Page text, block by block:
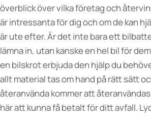
överblick över vilka företag och
är intressanta för dig och om de kan
är ute efter. Är det inte bara ett
lämna in, utan kanske en hel bil för
en bilskrot erbjuda den hjälp du
allt material tas om hand på rätt sätt
återanvända kommer att
här att kunna få betalt för ditt avfall.